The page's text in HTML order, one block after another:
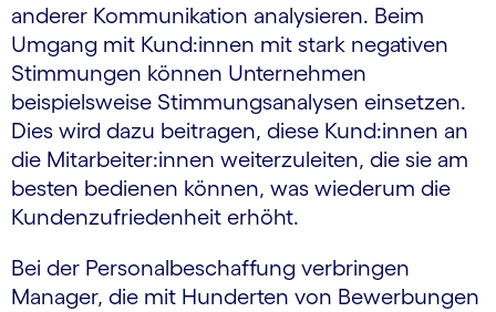
anderer Kommunikation analysieren. Beim
Umgang mit Kund:innen mit stark negativen
Stimmungen können Unternehmen
beispielsweise Stimmungsanalysen einsetzen.
Dies wird dazu beitragen, diese Kund:innen an
die Mitarbeiter:innen weiterzuleiten, die sie am
besten bedienen können, was wiederum die
Kundenzufriedenheit erhöht.
Bei der Personalbeschaffung verbringen
Manager, die mit Hunderten von Bewerbungen